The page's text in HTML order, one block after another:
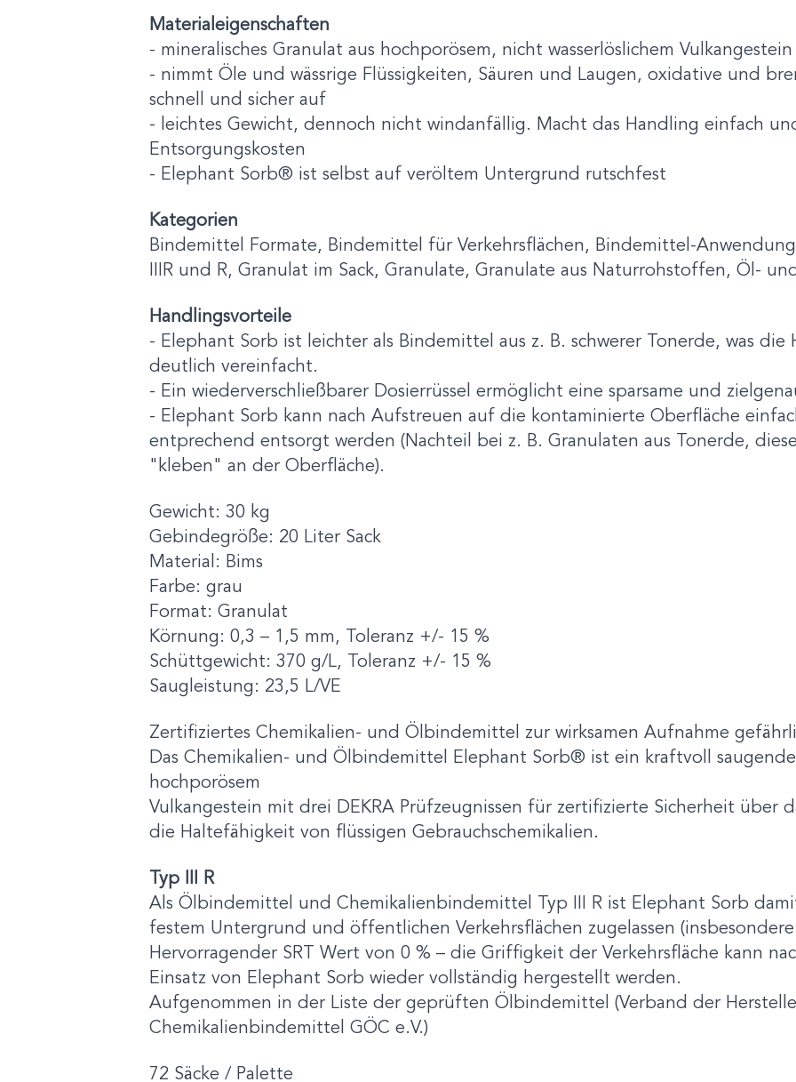
Materialeigenschaften
- mineralisches Granulat aus hochporösem, nicht wasserlöslichem Vulkangestein
- nimmt Öle und wässrige Flüssigkeiten, Säuren und Laugen, oxidative und
schnell und sicher auf
- leichtes Gewicht, dennoch nicht windanfällig. Macht das Handling einfach
Entsorgungskosten
- ​Elephant Sorb® ist selbst auf veröltem Untergrund rutschfest
Kategorien
Bindemittel Formate, Bindemittel für Verkehrsflächen, Bindemittel-
IIIR und R, Granulat im Sack, Granulate, Granulate aus Naturrohstoffen, Öl-
Handlingsvorteile
- Elephant Sorb ist leichter als Bindemittel aus z. B. schwerer Tonerde, was die
deutlich vereinfacht.
- Ein wiederverschließbarer Dosierrüssel ermöglicht eine sparsame und
- Elephant Sorb kann nach Aufstreuen auf die kontaminierte Oberfläche
entprechend entsorgt werden (Nachteil bei z. B. Granulaten aus Tonerde,
"kleben" an der Oberfläche).
Gewicht: 30 kg
Gebindegröße: 20 Liter Sack
Material: Bims
Farbe: grau
Format: Granulat
Körnung: 0,3 – 1,5 mm, Toleranz +/- 15 %
Schüttgewicht: 370 g/L, Toleranz +/- 15 %
Saugleistung: 23,5 L/VE
Zertifiziertes Chemikalien- und Ölbindemittel zur wirksamen Aufnahme
Das Chemikalien- und Ölbindemittel Elephant Sorb® ist ein kraftvoll
hochporösem
Vulkangestein mit drei DEKRA Prüfzeugnissen für zertifizierte Sicherheit über
die Haltefähigkeit von flüssigen Gebrauchschemikalien.
Typ III R
Als Ölbindemittel und Chemikalienbindemittel Typ III R ist Elephant Sorb
festem Untergrund und öffentlichen Verkehrsflächen zugelassen
Hervorragender SRT Wert von 0 % – die Griffigkeit der Verkehrsfläche kann
Einsatz von Elephant Sorb wieder vollständig hergestellt werden.
Aufgenommen in der Liste der geprüften Ölbindemittel (Verband der
Chemikalienbindemittel GÖC e.V.)
72 Säcke / Palette